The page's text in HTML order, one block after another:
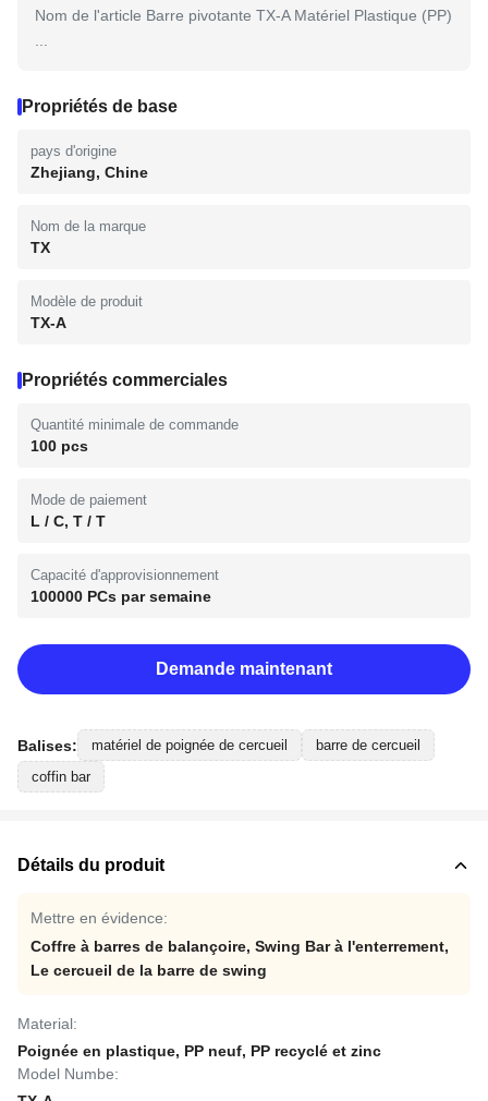
Nom de l'article Barre pivotante TX-A Matériel Plastique (PP)
Propriétés de base
pays d'origine
Zhejiang, Chine
Nom de la marque
TX
Modèle de produit
TX-A
Propriétés commerciales
Quantité minimale de commande
100 pcs
Mode de paiement
L / C, T / T
Capacité d'approvisionnement
100000 PCs par semaine
Demande maintenant
Balises: matériel de poignée de cercueil
barre de cercueil
coffin bar
Détails du produit
Mettre en évidence:
Coffre à barres de balançoire, Swing Bar à l'enterrement,
Le cercueil de la barre de swing
Material:
Poignée en plastique, PP neuf, PP recyclé et zinc
Model Numbe: